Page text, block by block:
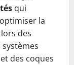
qui
la
des
et des coques